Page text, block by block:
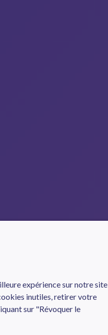
expérience sur notre site
inutiles, retirer votre
sur "Révoquer le